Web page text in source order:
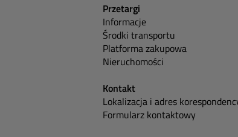
Przetargi
Informacje
Środki transportu
Platforma zakupowa
Nieruchomości
Kontakt
Lokalizacja i adres
Formularz kontaktowy